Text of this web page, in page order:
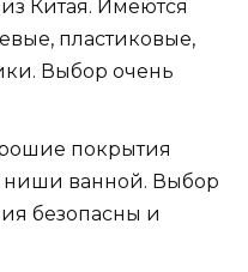
Китая. Имеются
пластиковые,
Выбор очень
покрытия
ниши ванной. Выбор
безопасны и